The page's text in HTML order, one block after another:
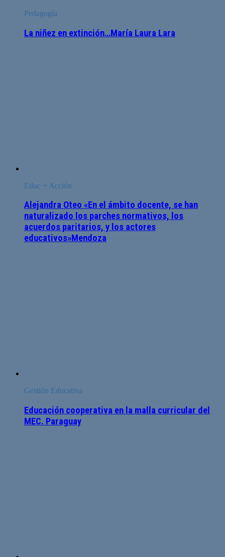
Pedagogía
La niñez en extinción…María Laura Lara
Educ + Acción
Alejandra Oteo «En el ámbito docente, se han
naturalizado los parches normativos, los
acuerdos paritarios, y los actores
educativos»Mendoza
Gestión Educativa
Educación cooperativa en la malla curricular del
MEC. Paraguay